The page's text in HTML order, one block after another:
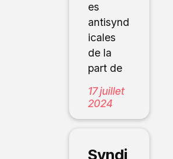
es
antisynd
icales
de la
part de
17 juillet
2024
Syndi